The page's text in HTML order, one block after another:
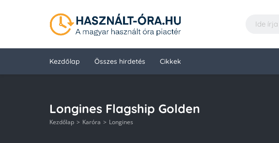
Kezdőlap Összes hirdetés Cikkek
Longines Flagship Golden
Kezdőlap Karóra Longines